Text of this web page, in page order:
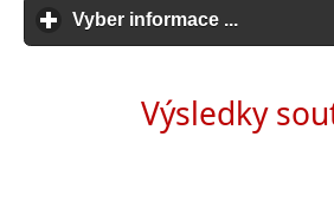
Vyber informace ...click to
Výsledky